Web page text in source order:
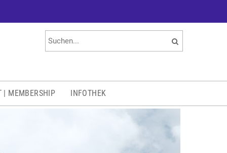
| MEMBERSHIP INFOTHEK